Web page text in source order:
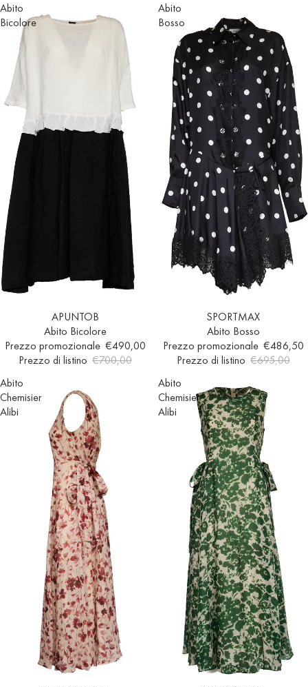
Abito
Bicolore
APUNTOB
Abito Bicolore
Prezzo promozionale €490,00
Prezzo di listino €700,00
Abito
Bosso
SPORTMAX
Abito Bosso
Prezzo promozionale €486,50
Prezzo di listino €695,00
Abito
Chemisier
Alibi
Abito
Chemisier
Alibi